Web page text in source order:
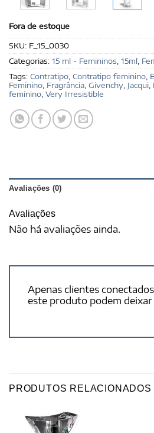
Fora de estoque
SKU: F_15_0030
Categorias: 15 ml - Femininos, 15ml,
Tags: Contratipo, Contratipo feminino,
Feminino, Fragrância, Givenchy, Jacqui,
feminino, Very Irresistible
Avaliações (0)
Avaliações
Não há avaliações ainda.
Apenas clientes
este produto podem deixar
PRODUTOS RELACIONADOS